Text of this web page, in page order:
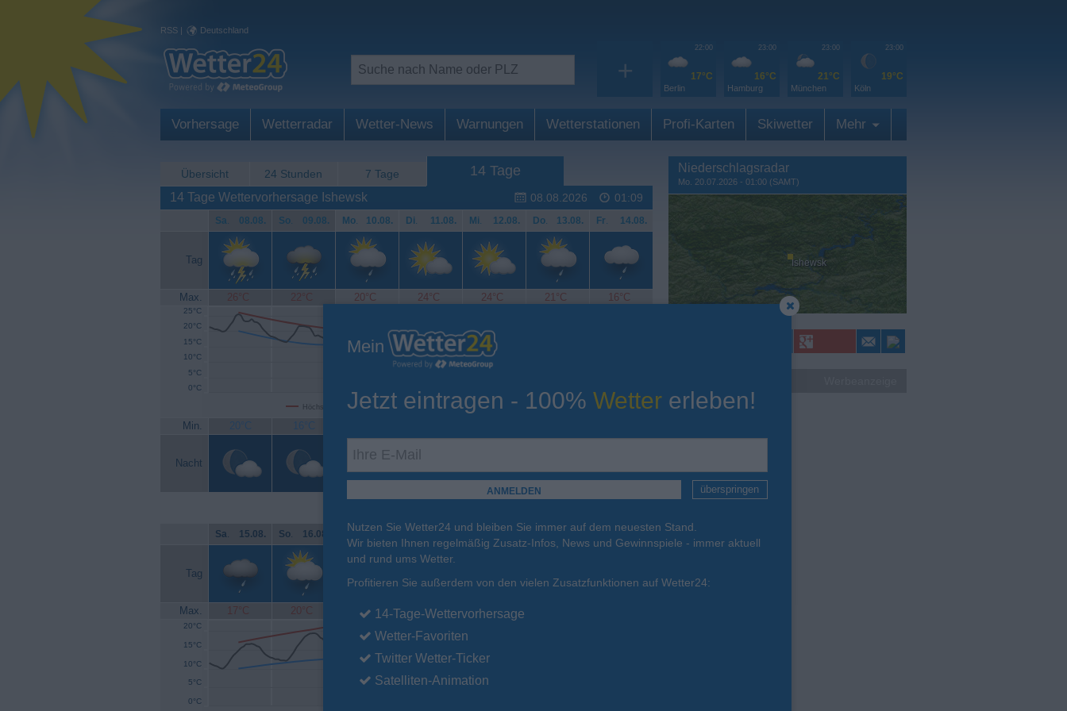
RSS | Deutschland
+
22:00
17°C
Berlin
23:00
16°C
Hamburg
23:00
21°C
München
23:00
19°C
Köln
Vorhersage Wetterradar Wetter-News Warnungen Wetterstationen Profi-Karten Skiwetter Mehr
Übersicht 24 Stunden 7 Tage 14 Tage
08.08.2026 01:09
14 Tage Wettervorhersage Ishewsk
Sa. 08.08. So. 09.08. Mo. 10.08. Di. 11.08. Mi. 12.08. Do. 13.08. Fr. 14.08.
Tag
Max. 26°C 22°C 20°C 24°C 24°C 21°C 16°C
Höchsttemperatur Tiefsttemperatur Aktuelle Temperatur
0°C
5°C
10°C
15°C
20°C
25°C
Min. 20°C 16°C
Nacht
Sa. 15.08. So. 16.08. Mo. 17.08. Di . 18.08. Mi. 19.08. Do. 20.08. Fr . 21.08.
Tag
Max. 17°C 20°C 22°C 22°C 22°C
0°C
5°C
10°C
15°C
20°C
Niederschlagsradar
Mo. 20.07.2026 - 01:00 (SAMT)
Ishewsk
Mein
Jetzt eintragen - 100% Wetter erleben!
überspringen
Nutzen Sie Wetter24 und bleiben Sie immer auf dem neuesten Stand.
Wir bieten Ihnen regelmäßig Zusatz-Infos, News und Gewinnspiele - immer aktuell
und rund ums Wetter.
Profitieren Sie außerdem von den vielen Zusatzfunktionen auf Wetter24:
14-Tage-Wettervorhersage
Wetter-Favoriten
Twitter Wetter-Ticker
Satelliten-Animation